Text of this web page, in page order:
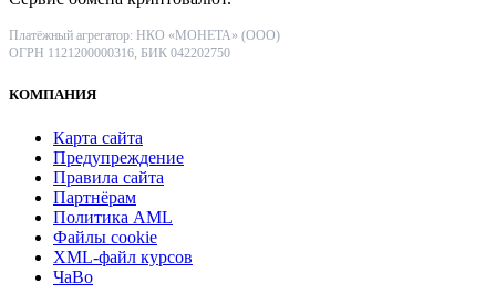
Платёжный агрегатор: НКО «МОНЕТА» (ООО)
ОГРН 1121200000316, БИК 042202750
КОМПАНИЯ
Карта сайта
Предупреждение
Правила сайта
Партнёрам
Политика AML
Файлы coоkie
XML-файл курсов
ЧаВо